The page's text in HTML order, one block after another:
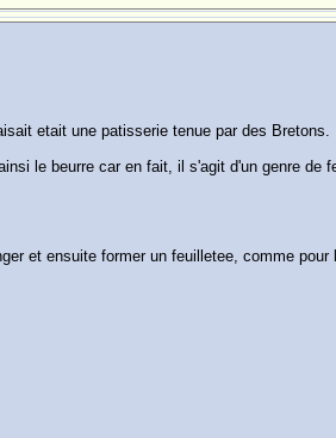
etait une patisserie tenue par des Bretons.
le beurre car en fait, il s'agit d'un genre de
et ensuite former un feuilletee, comme